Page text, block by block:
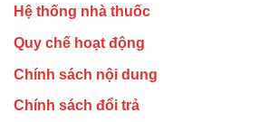
Hệ thống nhà thuốc
Quy chế hoạt động
Chính sách nội dung
Chính sách đổi trả